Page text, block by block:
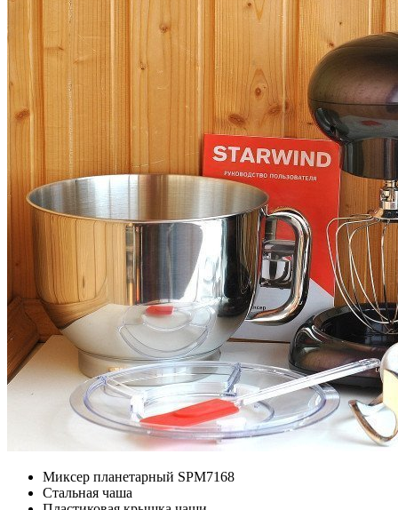
Миксер планетарный SPM7168
Стальная чаша